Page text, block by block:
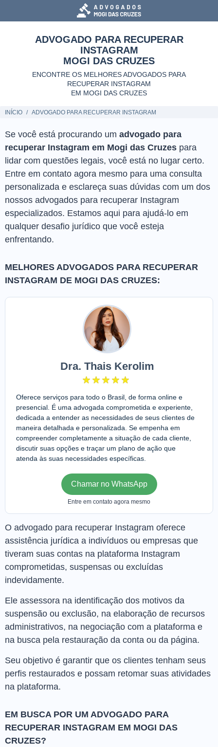
ADVOGADO PARA RECUPERAR
INSTAGRAM
MOGI DAS CRUZES
ENCONTRE OS MELHORES ADVOGADOS PARA
RECUPERAR INSTAGRAM
EM MOGI DAS CRUZES
INÍCIO ADVOGADO PARA RECUPERAR INSTAGRAM
Se você está procurando um advogado para
recuperar Instagram em Mogi das Cruzes para
lidar com questões legais, você está no lugar certo.
Entre em contato agora mesmo para uma consulta
personalizada e esclareça suas dúvidas com um dos
nossos advogados para recuperar Instagram
especializados. Estamos aqui para ajudá-lo em
qualquer desafio jurídico que você esteja
enfrentando.
MELHORES ADVOGADOS PARA RECUPERAR
INSTAGRAM DE MOGI DAS CRUZES:
Dra. Thais Kerolim
Oferece serviços para todo o Brasil, de forma online e
presencial. É uma advogada comprometida e experiente,
dedicada a entender as necessidades de seus clientes de
maneira detalhada e personalizada. Se empenha em
compreender completamente a situação de cada cliente,
discutir suas opções e traçar um plano de ação que
atenda às suas necessidades específicas.
Chamar no WhatsApp
Entre em contato agora mesmo
O advogado para recuperar Instagram oferece
assistência jurídica a indivíduos ou empresas que
tiveram suas contas na plataforma Instagram
comprometidas, suspensas ou excluídas
indevidamente.
Ele assessora na identificação dos motivos da
suspensão ou exclusão, na elaboração de recursos
administrativos, na negociação com a plataforma e
na busca pela restauração da conta ou da página.
Seu objetivo é garantir que os clientes tenham seus
perfis restaurados e possam retomar suas atividades
na plataforma.
EM BUSCA POR UM ADVOGADO PARA
RECUPERAR INSTAGRAM EM MOGI DAS
CRUZES?